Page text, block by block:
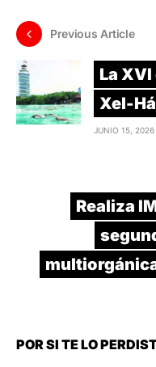
Previous Article
La
Xel-
JUNIO 15, 2026
Realiza
POR SI TE LO